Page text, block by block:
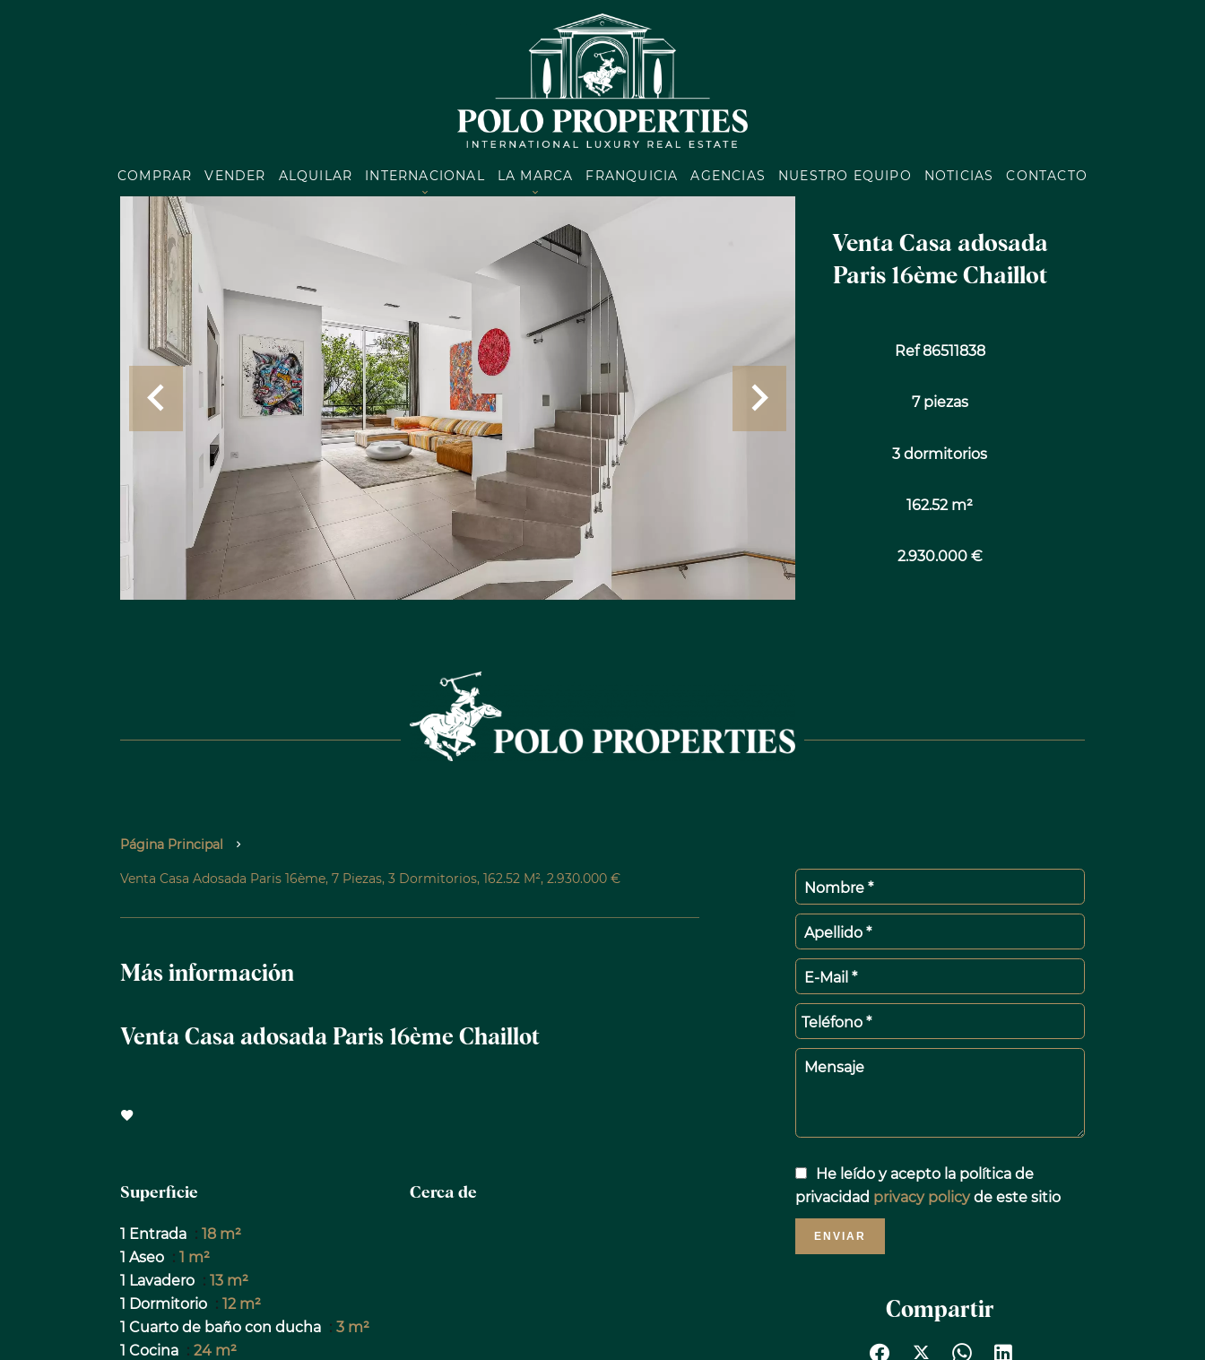
COMPRAR VENDER ALQUILAR INTERNACIONAL LA MARCA FRANQUICIA AGENCIAS NUESTRO EQUIPO NOTICIAS CONTACTO
Venta Casa adosada
Paris 16ème Chaillot
Ref 86511838
7 piezas
3 dormitorios
162.52 m²
2.930.000 €
Página Principal
Venta Casa Adosada Paris 16ème, 7 Piezas, 3 Dormitorios, 162.52 M², 2.930.000 €
Más información
Venta Casa adosada Paris 16ème Chaillot
Superficie
1 Entrada
18 m²
1 Aseo
1 m²
1 Lavadero
13 m²
1 Dormitorio
12 m²
1 Cuarto de baño con ducha
3 m²
1 Cocina
24 m²
Cerca de
Nombre *
Apellido *
E-Mail *
Teléfono *
Mensaje
He leído y acepto la política de
privacidad privacy policyde este sitio
ENVIAR
Compartir